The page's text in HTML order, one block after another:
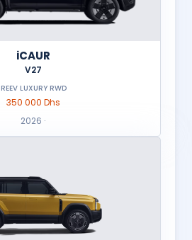
iCAUR
V27
REEV LUXURY RWD
350 000 Dhs
2026 ·